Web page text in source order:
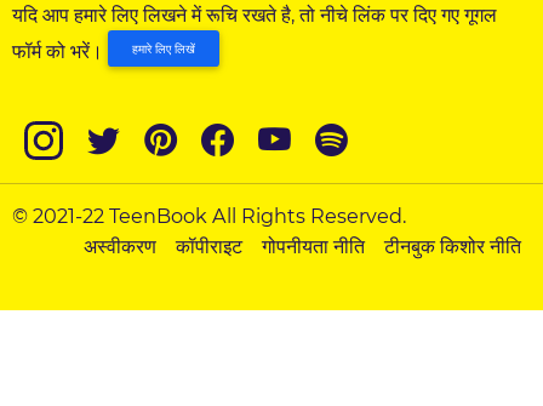
यदि आप हमारे लिए लिखने में रूचि रखते है, तो नीचे लिंक पर दिए गए गूगल
फॉर्म को भरें।
हमारे लिए लिखें
© 2021-22 TeenBook All Rights Reserved.
अस्वीकरण
कॉपीराइट गोपनीयता नीति टीनबुक किशोर नीति